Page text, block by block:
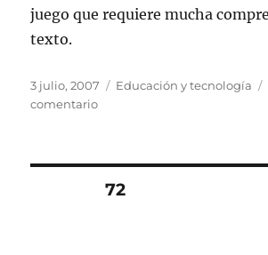
juego que requiere mucha
texto.
Publicado
el
3 julio, 2007 Categorías
Educación y tecnología
comentarioen
Paginación
PÁGINA72